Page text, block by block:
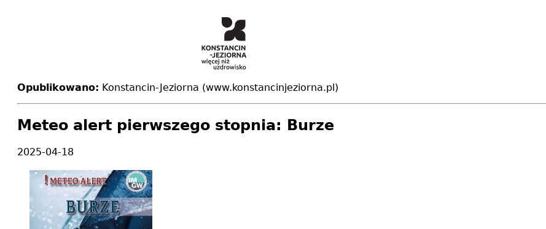
Opublikowano: Konstancin-Jeziorna (www.konstancinjeziorna.pl)
Meteo alert pierwszego stopnia: Burze
2025-04-18